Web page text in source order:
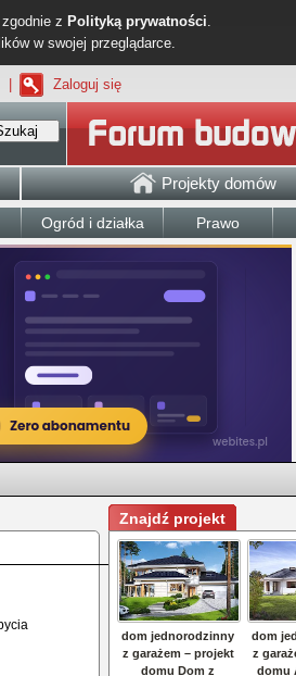
z Polityką prywatności.
w swojej przeglądarce.
Zaloguj się
Projekty domów
Ogród i działka Prawo
Znajdź projekt